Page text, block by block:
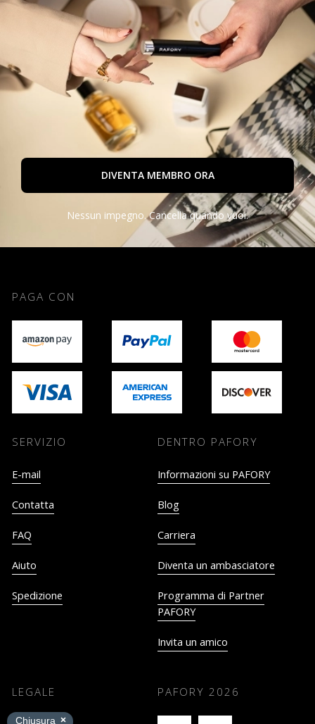
DIVENTA MEMBRO ORA
Nessun impegno. Cancella quando vuoi.
PAGA CON
SERVIZIO
E-mail
Contatta
FAQ
Aiuto
Spedizione
DENTRO PAFORY
Informazioni su PAFORY
Blog
Carriera
Diventa un ambasciatore
Programma di Partner
PAFORY
Invita un amico
LEGALE PAFORY 2026